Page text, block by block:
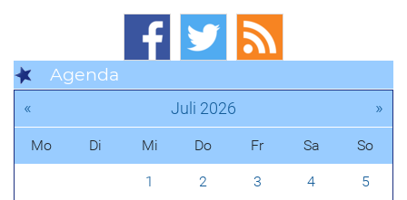
Agenda
« Juli 2026 »
Mo Di Mi Do Fr Sa So
1 2 3 4 5